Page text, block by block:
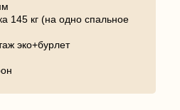
145 кг (на одно спальное
эко+бурлет